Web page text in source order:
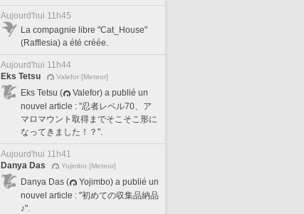
Aujourd'hui 11h45
La compagnie libre "Cat_House"
(Rafflesia) a été créée.
Aujourd'hui 11h44
Eks Tetsu
Valefor [Meteor]
Eks Tetsu (
Valefor) a publié un
nouvel article : "忍者レベル70、ア
マロマウント取得までそこそこ形に
なってきました！？".
Aujourd'hui 11h41
Danya Das
Yojimbo [Meteor]
Danya Das (
Yojimbo) a publié un
nouvel article : "初めての収集品納品
♪".